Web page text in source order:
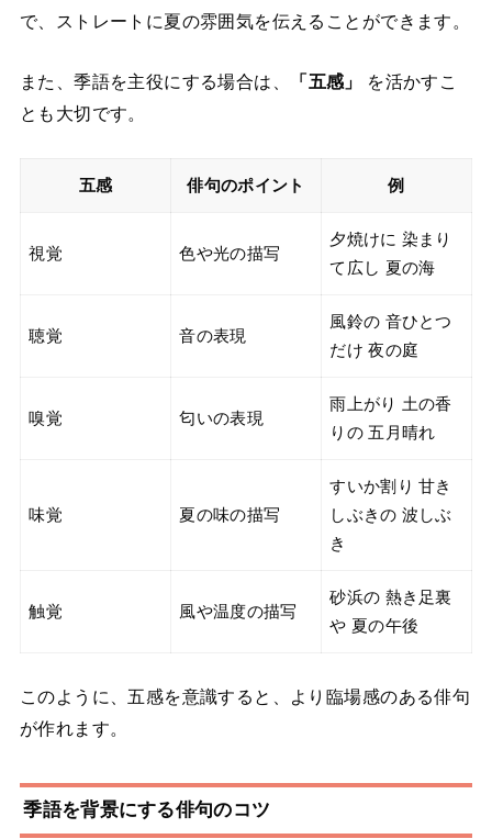
で、ストレートに夏の雰囲気を伝えることができます。
また、季語を主役にする場合は、 「五感」
を活かすこ
とも大切です。
五感 俳句のポイント 例
視覚 色や光の描写
夕焼けに 染まり
て広し 夏の海
聴覚 音の表現
風鈴の 音ひとつ
だけ 夜の庭
嗅覚 匂いの表現
雨上がり 土の香
りの 五月晴れ
味覚 夏の味の描写
すいか割り 甘き
しぶきの 波しぶ
き
触覚 風や温度の描写
砂浜の 熱き足裏
や 夏の午後
このように、五感を意識すると、より臨場感のある俳句
が作れます。
季語を背景にする俳句のコツ